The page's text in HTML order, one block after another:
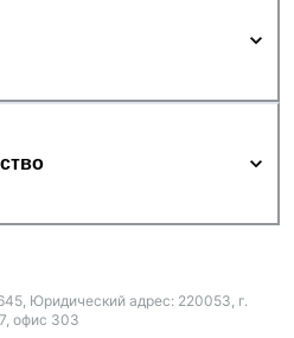
Юридический адрес: 220053, г.
офис 303